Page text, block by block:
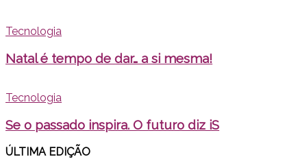
Tecnologia
Natal é tempo de dar… a si mesma!
Tecnologia
Se o passado inspira. O futuro diz iS
ÚLTIMA EDIÇÃO